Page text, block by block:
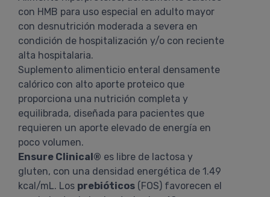
con HMB para uso especial en adulto mayor
con desnutrición moderada a severa en
condición de hospitalización y/o con reciente
alta hospitalaria.
Suplemento alimenticio enteral densamente
calórico con alto aporte proteico que
proporciona una nutrición completa y
equilibrada, diseñada para pacientes que
requieren un aporte elevado de energía en
poco volumen.
Ensure Clinical® es libre de lactosa y
gluten, con una densidad energética de 1.49
kcal/mL. Los prebióticos (FOS) favorecen el